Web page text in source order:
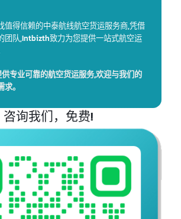
粉 POND’S BB MAGIC POWDER
TOOTHPASTE
HENG SOAP
SHAPED SOAP
BUFFET FOAM
CREAM